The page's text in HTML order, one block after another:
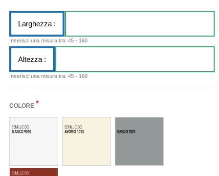
Larghezza :
Inserisci una misura tra: 45 - 160
Altezza :
Inserisci una misura tra: 45 - 160
COLORE *